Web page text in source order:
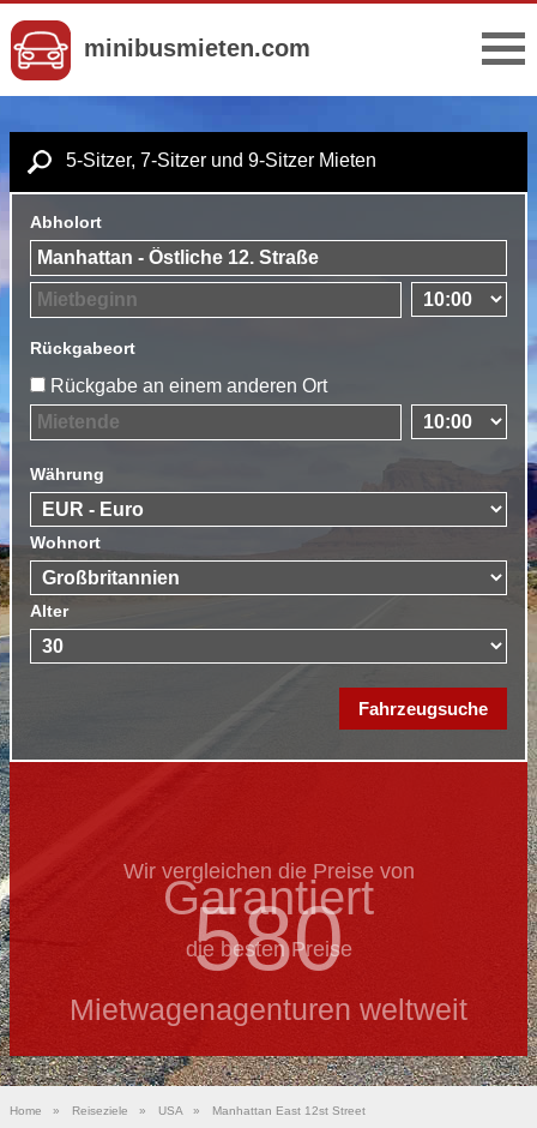
minibusmieten.com
5-Sitzer, 7-Sitzer und 9-Sitzer Mieten
Abholort
Rückgabeort
Rückgabe an einem anderen Ort
Währung
Wohnort
Alter
Wir vergleichen die Preise von
580
Mietwagenagenturen weltweit
Garantiert
die besten Preise
Home » Reiseziele » USA » Manhattan East 12st Street